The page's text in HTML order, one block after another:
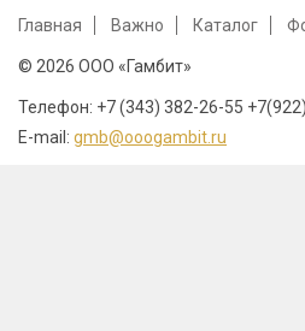
Главная Важно Каталог
© 2026 ООО «Гамбит»
Телефон: +7 (343) 382-26-55
E-mail: gmb@ooogambit.ru